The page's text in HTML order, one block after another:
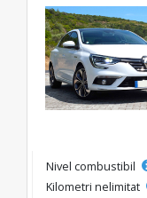
Nivel combustibil
Kilometri nelimitat